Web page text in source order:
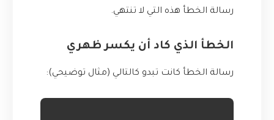
رسالة الخطأ هذه التي لا تنتهي.
الخطأ الذي كاد أن يكسر ظهري
رسالة الخطأ كانت تبدو كالتالي (مثال توضيحي):